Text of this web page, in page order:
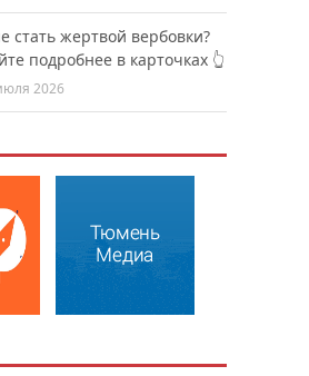
стать жертвой вербовки?
подробнее в карточках 👆
2026